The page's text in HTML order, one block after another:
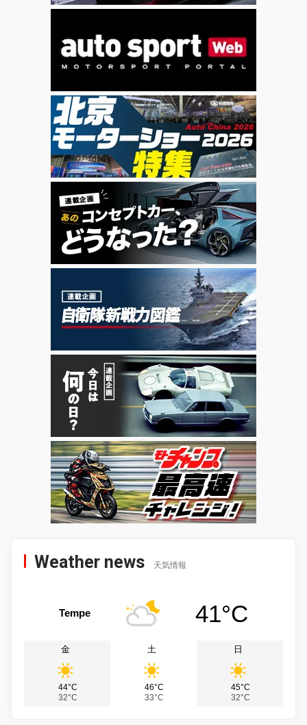
Weather news 天気情報
Tempe 41°C
金
44°C
32°C
土
46°C
33°C
日
45°C
32°C